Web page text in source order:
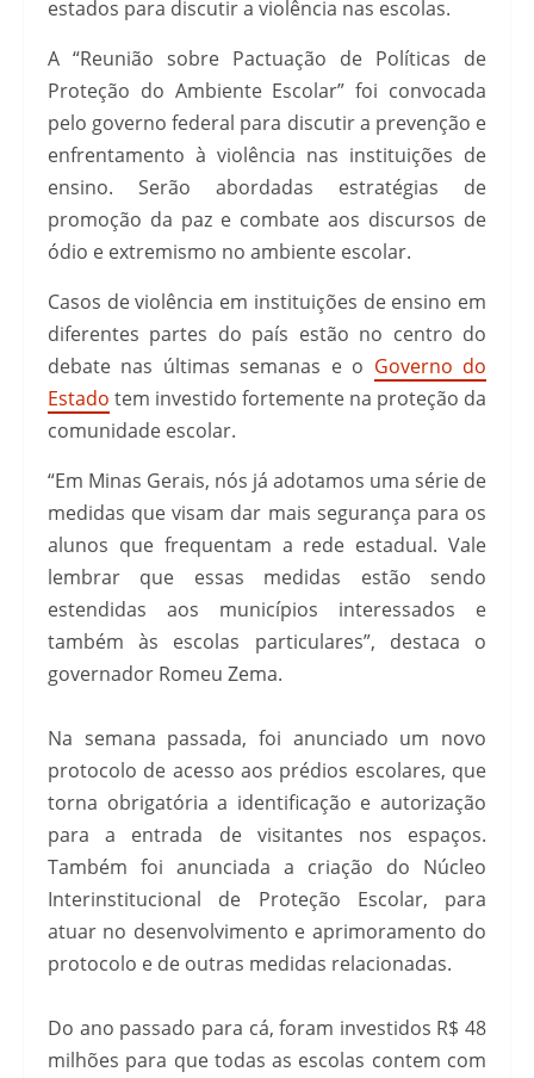
estados para discutir a violência nas escolas.
A “Reunião sobre Pactuação de Políticas de
Proteção do Ambiente Escolar” foi convocada
pelo governo federal para discutir a prevenção e
enfrentamento à violência nas instituições de
ensino. Serão abordadas estratégias de
promoção da paz e combate aos discursos de
ódio e extremismo no ambiente escolar.
Casos de violência em instituições de ensino em
diferentes partes do país estão no centro do
debate nas últimas semanas e o Governo do
Estado tem investido fortemente na proteção da
comunidade escolar.
“Em Minas Gerais, nós já adotamos uma série de
medidas que visam dar mais segurança para os
alunos que frequentam a rede estadual. Vale
lembrar que essas medidas estão sendo
estendidas aos municípios interessados e
também às escolas particulares”, destaca o
governador Romeu Zema.
Na semana passada, foi anunciado um novo
protocolo de acesso aos prédios escolares, que
torna obrigatória a identificação e autorização
para a entrada de visitantes nos espaços.
Também foi anunciada a criação do Núcleo
Interinstitucional de Proteção Escolar, para
atuar no desenvolvimento e aprimoramento do
protocolo e de outras medidas relacionadas.
Do ano passado para cá, foram investidos R$ 48
milhões para que todas as escolas contem com